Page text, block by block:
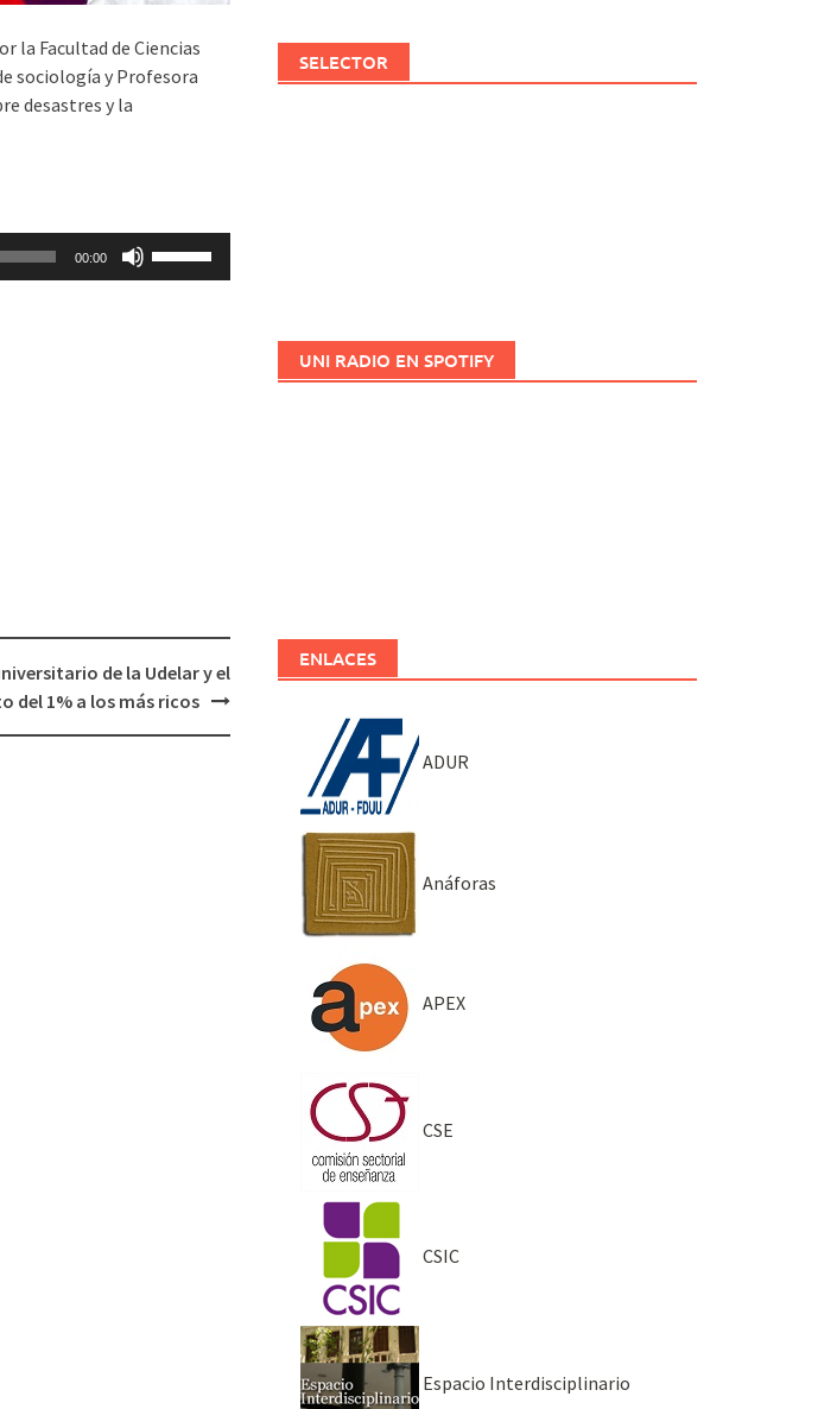
la Facultad de Ciencias
sociología y Profesora
desastres y la
00:00
de la Udelar y el
del 1% a los más ricos
SELECTOR
UNI RADIO EN SPOTIFY
ENLACES
ADUR
Anáforas
APEX
CSE
CSIC
Espacio Interdisciplinario